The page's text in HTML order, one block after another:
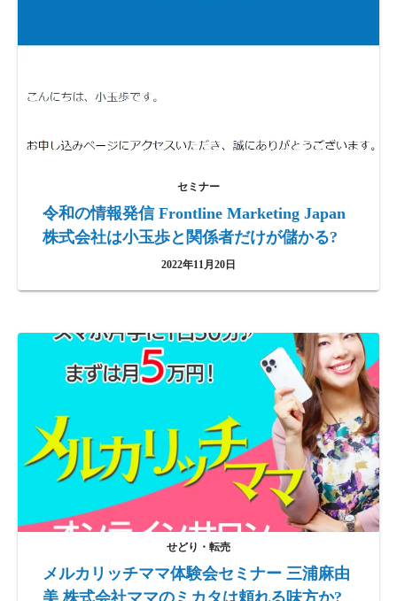
セミナー
令和の情報発信 Frontline Marketing Japan
株式会社は小玉歩と関係者だけが儲かる?
2022年11月20日
せどり・転売
メルカリッチママ体験会セミナー 三浦麻由
美 株式会社ママのミカタは頼れる味方か?